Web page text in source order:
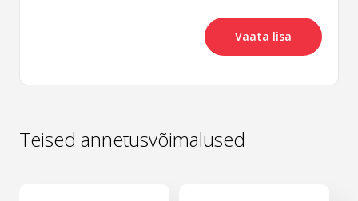
Vaata lisa
Teised annetusvõimalused